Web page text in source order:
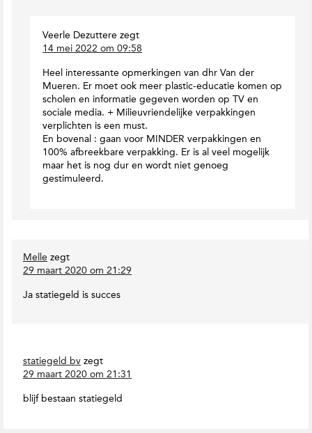
Veerle Dezuttere zegt
14 mei 2022 om 09:58
Heel interessante opmerkingen van dhr Van der
Mueren. Er moet ook meer plastic-educatie komen op
scholen en informatie gegeven worden op TV en
sociale media. + Milieuvriendelijke verpakkingen
verplichten is een must.
En bovenal : gaan voor MINDER verpakkingen en
100% afbreekbare verpakking. Er is al veel mogelijk
maar het is nog dur en wordt niet genoeg
gestimuleerd.
Melle zegt
29 maart 2020 om 21:29
Ja statiegeld is succes
statiegeld bv zegt
29 maart 2020 om 21:31
blijf bestaan statiegeld